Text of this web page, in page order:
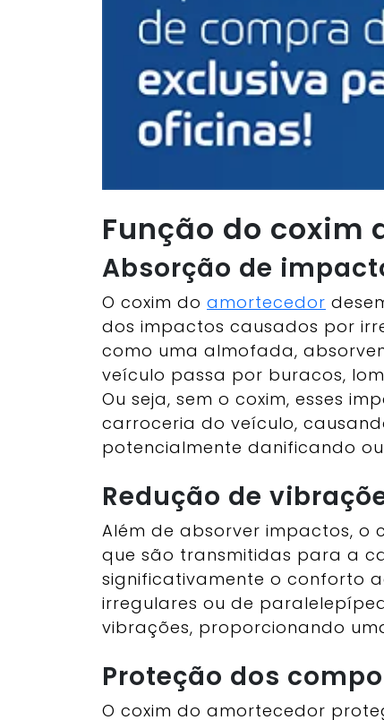
Função do coxim
Absorção de
O coxim do amortecedor
dos impactos causados por
como uma almofada,
veículo passa por buracos,
Ou seja, sem o coxim, esses
carroceria do veículo,
potencialmente danificando
Redução de
Além de absorver impactos, o
que são transmitidas para a
significativamente o conforto
irregulares ou de
vibrações, proporcionando
Proteção dos
O coxim do amortecedor